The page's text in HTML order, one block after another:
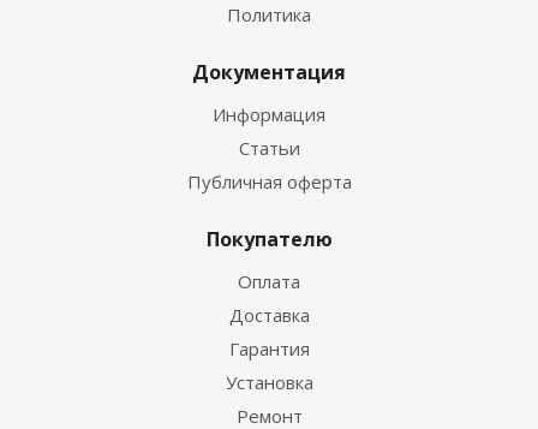
Политика
Документация
Информация
Статьи
Публичная оферта
Покупателю
Оплата
Доставка
Гарантия
Установка
Ремонт